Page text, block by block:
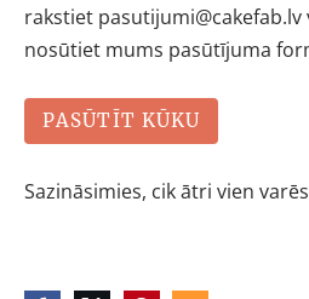
rakstiet pasutijumi@cakefab.lv
nosūtiet mums pasūtījuma
PASŪTĪT KŪKU
Sazināsimies, cik ātri vien